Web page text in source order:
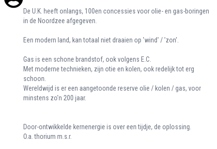
De U.K. heeft onlangs, 100en concessies voor olie- en gas-boringen
in de Noordzee afgegeven.
Een modern land, kan totaal niet draaien op 'wind' / 'zon'.
Gas is een schone brandstof, ook volgens E.C.
Met moderne technieken, zijn otie en kolen, ook redelijk tot erg
schoon.
Wereldwijd is er een aangetoonde reserve olie / kolen / gas, voor
minstens zo'n 200 jaar.
Door-ontwikkelde kernenergie is over een tijdje, de oplossing.
O.a. thorium m.s.r.